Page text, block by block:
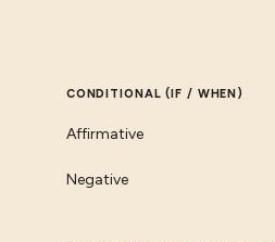
CONDITIONAL (IF / WHEN)
Affirmative
Negative